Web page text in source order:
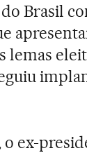
Brasil
lemas
ex-